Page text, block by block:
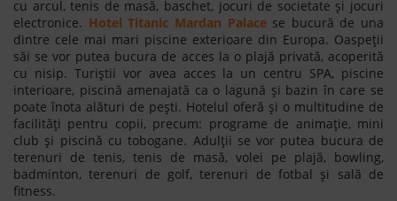
cu arcul, tenis de masă, baschet, jocuri de societate și jocuri
electronice. Hotel Titanic Mardan Palacese bucură de una
dintre cele mai mari piscine exterioare din Europa. Oaspeții
săi se vor putea bucura de acces la o plajă privată, acoperită
cu nisip. Turiștii vor avea acces la un centru SPA, piscine
interioare, piscină amenajată ca o lagună și bazin în care se
poate înota alături de pești. Hotelul oferă și o multitudine de
facilități pentru copii, precum: programe de animație, mini
club și piscină cu tobogane. Adulții se vor putea bucura de
terenuri de tenis, tenis de masă, volei pe plajă, bowling,
badminton, terenuri de golf, terenuri de fotbal și sală de
fitness.